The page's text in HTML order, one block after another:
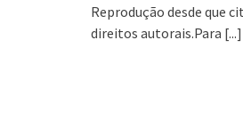
Reprodução desde que
direitos autorais.Para [...]